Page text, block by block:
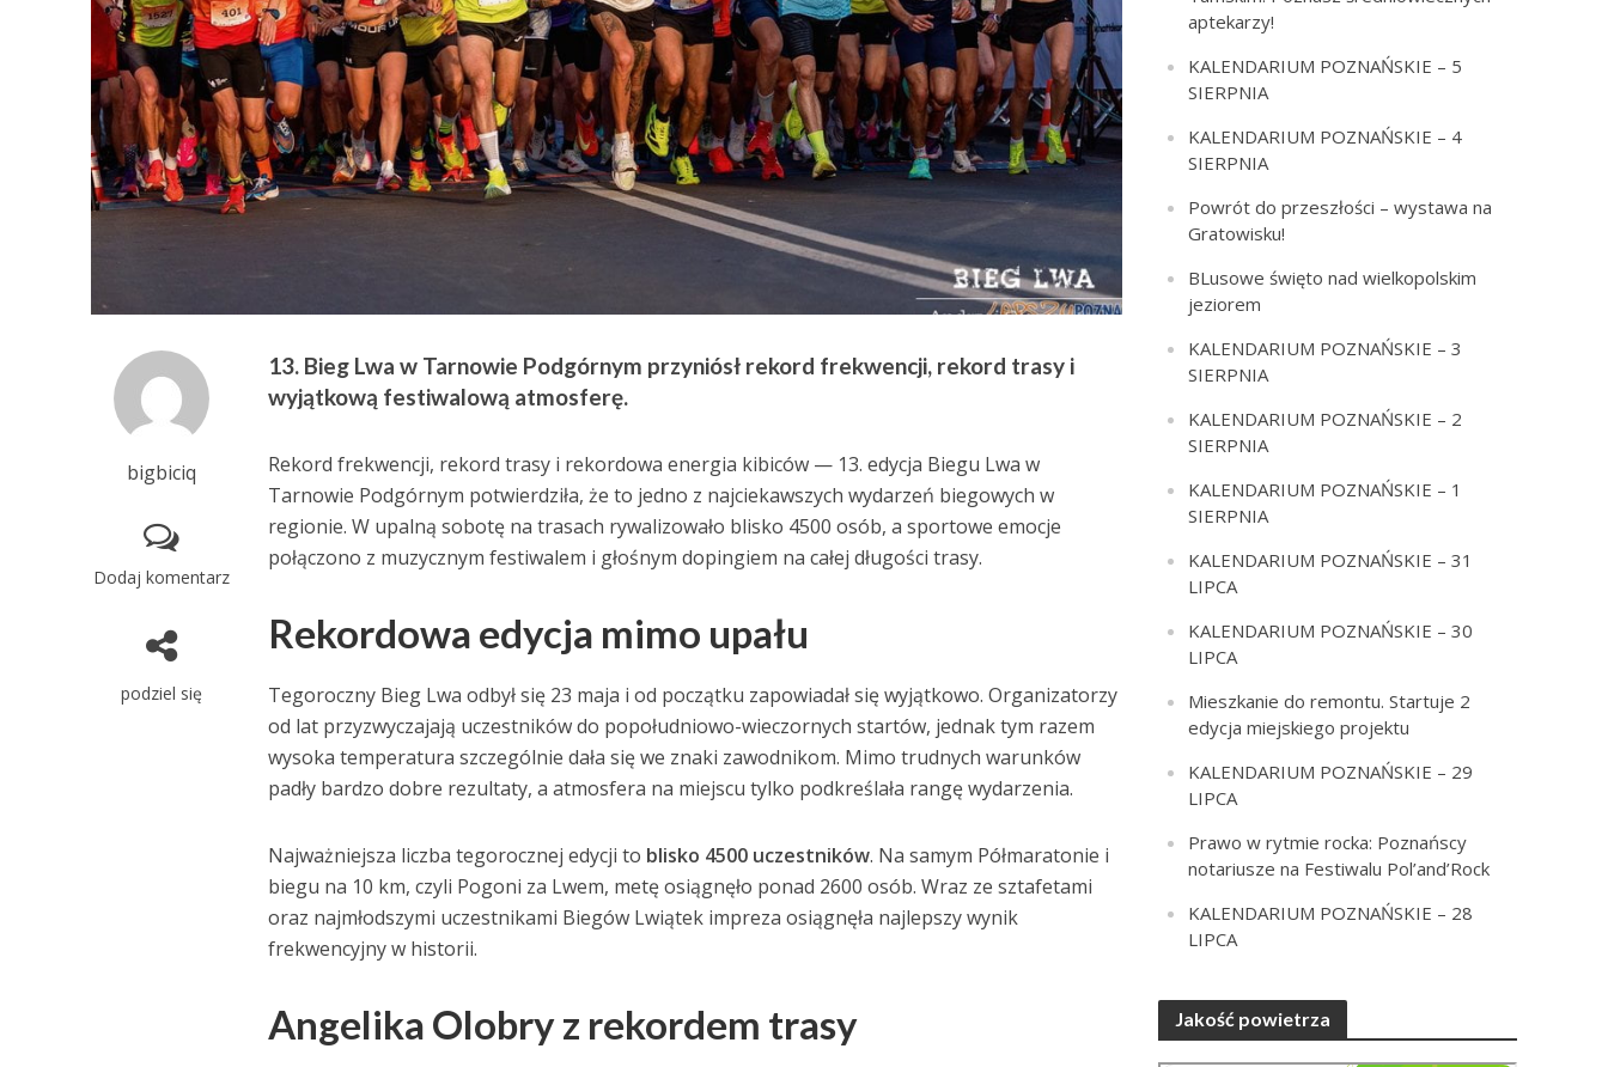
bigbiciq
Dodaj komentarz
podziel się
13. Bieg Lwa w Tarnowie Podgórnym przyniósł rekord frekwencji, rekord trasy i
wyjątkową festiwalową atmosferę.
Rekord frekwencji, rekord trasy i rekordowa energia kibiców — 13. edycja Biegu Lwa w
Tarnowie Podgórnym potwierdziła, że to jedno z najciekawszych wydarzeń biegowych w
regionie. W upalną sobotę na trasach rywalizowało blisko 4500 osób, a sportowe emocje
połączono z muzycznym festiwalem i głośnym dopingiem na całej długości trasy.
Rekordowa edycja mimo upału
Tegoroczny Bieg Lwa odbył się 23 maja i od początku zapowiadał się wyjątkowo. Organizatorzy
od lat przyzwyczajają uczestników do popołudniowo-wieczornych startów, jednak tym razem
wysoka temperatura szczególnie dała się we znaki zawodnikom. Mimo trudnych warunków
padły bardzo dobre rezultaty, a atmosfera na miejscu tylko podkreślała rangę wydarzenia.
Najważniejsza liczba tegorocznej edycji to blisko 4500 uczestników. Na samym Półmaratonie i
biegu na 10 km, czyli Pogoni za Lwem, metę osiągnęło ponad 2600 osób. Wraz ze sztafetami
oraz najmłodszymi uczestnikami Biegów Lwiątek impreza osiągnęła najlepszy wynik
frekwencyjny w historii.
Angelika Olobry z rekordem trasy
aptekarzy!
KALENDARIUM POZNAŃSKIE – 5
SIERPNIA
KALENDARIUM POZNAŃSKIE – 4
SIERPNIA
Powrót do przeszłości – wystawa na
Gratowisku!
BLusowe święto nad wielkopolskim
jeziorem
KALENDARIUM POZNAŃSKIE – 3
SIERPNIA
KALENDARIUM POZNAŃSKIE – 2
SIERPNIA
KALENDARIUM POZNAŃSKIE – 1
SIERPNIA
KALENDARIUM POZNAŃSKIE – 31
LIPCA
KALENDARIUM POZNAŃSKIE – 30
LIPCA
Mieszkanie do remontu. Startuje 2
edycja miejskiego projektu
KALENDARIUM POZNAŃSKIE – 29
LIPCA
Prawo w rytmie rocka: Poznańscy
notariusze na Festiwalu Pol’and’Rock
KALENDARIUM POZNAŃSKIE – 28
LIPCA
Jakość powietrza